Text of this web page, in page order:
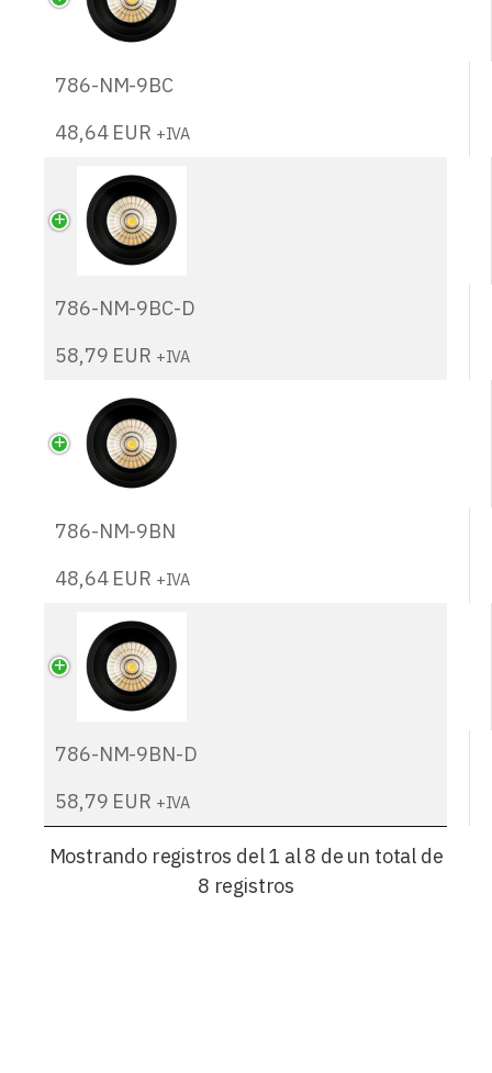
786-NM-9BC
48,64 EUR +IVA
786-NM-9BC-D
58,79 EUR +IVA
786-NM-9BN
48,64 EUR +IVA
786-NM-9BN-D
58,79 EUR +IVA
Mostrando registros del 1 al 8 de un total de
8 registros